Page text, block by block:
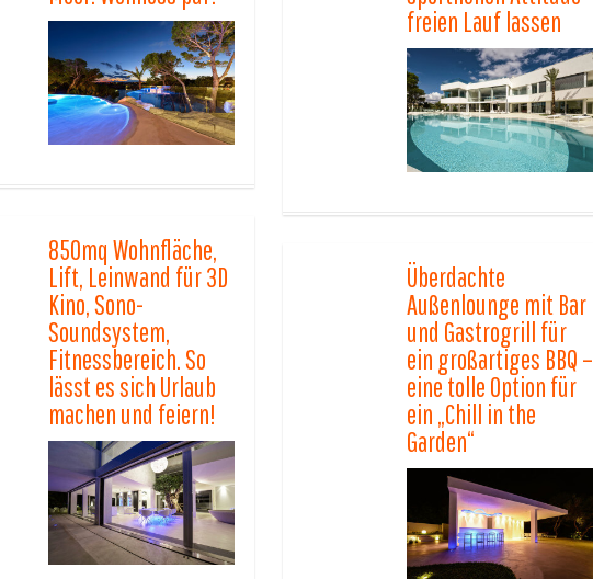
freien Lauf lassen
850mq Wohnfläche,
Lift, Leinwand für 3D
Kino, Sono-
Soundsystem,
Fitnessbereich. So
lässt es sich Urlaub
machen und feiern!
Überdachte
Außenlounge mit Bar
und Gastrogrill für
ein großartiges BBQ –
eine tolle Option für
ein „Chill in the
Garden“